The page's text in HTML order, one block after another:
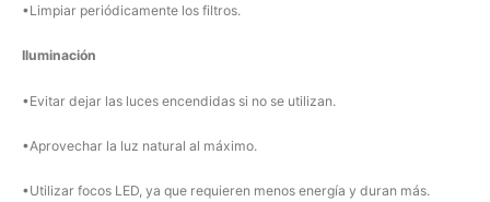
•Limpiar periódicamente los filtros.
Iluminación
•Evitar dejar las luces encendidas si no se utilizan.
•Aprovechar la luz natural al máximo.
•Utilizar focos LED, ya que requieren menos energía y duran más.